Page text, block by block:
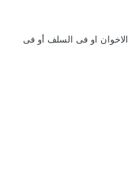
او فى السلف أو فى